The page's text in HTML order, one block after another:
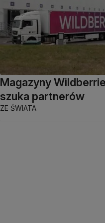
Magazyny
szuka partnerów
ZE ŚWIATA